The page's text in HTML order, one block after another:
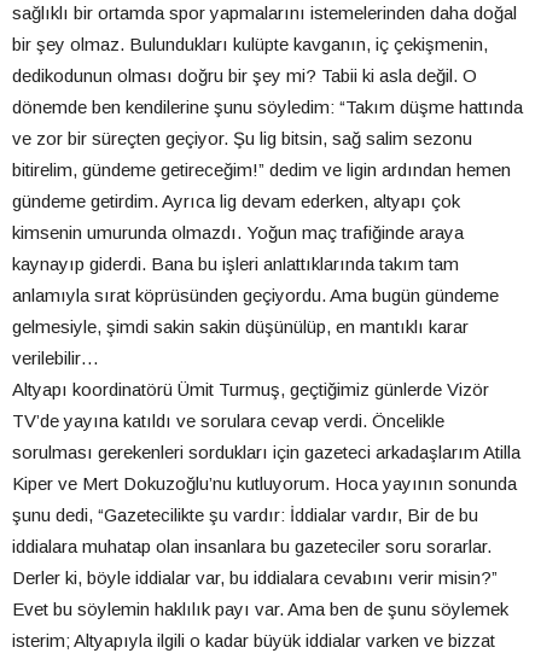
sağlıklı bir ortamda spor yapmalarını istemelerinden daha doğal
bir şey olmaz. Bulundukları kulüpte kavganın, iç çekişmenin,
dedikodunun olması doğru bir şey mi? Tabii ki asla değil. O
dönemde ben kendilerine şunu söyledim: “Takım düşme hattında
ve zor bir süreçten geçiyor. Şu lig bitsin, sağ salim sezonu
bitirelim, gündeme getireceğim!” dedim ve ligin ardından hemen
gündeme getirdim. Ayrıca lig devam ederken, altyapı çok
kimsenin umurunda olmazdı. Yoğun maç trafiğinde araya
kaynayıp giderdi. Bana bu işleri anlattıklarında takım tam
anlamıyla sırat köprüsünden geçiyordu. Ama bugün gündeme
gelmesiyle, şimdi sakin sakin düşünülüp, en mantıklı karar
verilebilir…
Altyapı koordinatörü Ümit Turmuş, geçtiğimiz günlerde Vizör
TV’de yayına katıldı ve sorulara cevap verdi. Öncelikle
sorulması gerekenleri sordukları için gazeteci arkadaşlarım Atilla
Kiper ve Mert Dokuzoğlu’nu kutluyorum. Hoca yayının sonunda
şunu dedi, “Gazetecilikte şu vardır: İddialar vardır, Bir de bu
iddialara muhatap olan insanlara bu gazeteciler soru sorarlar.
Derler ki, böyle iddialar var, bu iddialara cevabını verir misin?”
Evet bu söylemin haklılık payı var. Ama ben de şunu söylemek
isterim; Altyapıyla ilgili o kadar büyük iddialar varken ve bizzat